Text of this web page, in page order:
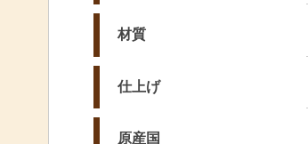
材質
仕上げ
原産国